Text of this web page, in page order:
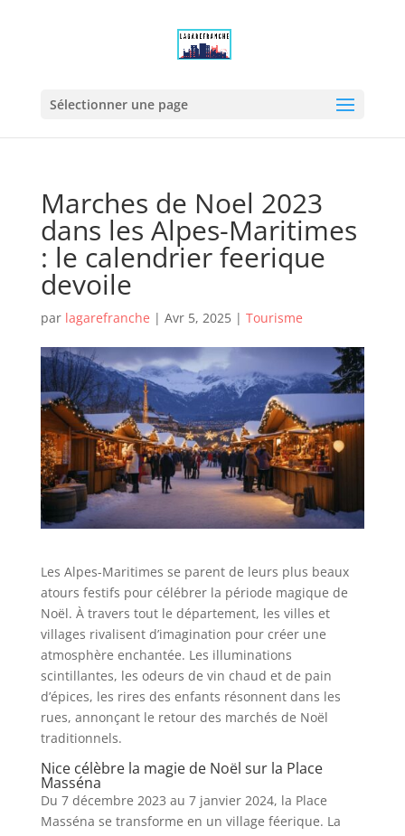
Sélectionner une page
Marches de Noel 2023
dans les Alpes-Maritimes
: le calendrier feerique
devoile
par lagarefranche | Avr 5, 2025| Tourisme
Les Alpes-Maritimes se parent de leurs plus beaux
atours festifs pour célébrer la période magique de
Noël. À travers tout le département, les villes et
villages rivalisent d’imagination pour créer une
atmosphère enchantée. Les illuminations
scintillantes, les odeurs de vin chaud et de pain
d’épices, les rires des enfants résonnent dans les
rues, annonçant le retour des marchés de Noël
traditionnels.
Nice célèbre la magie de Noël sur la Place
Masséna
Du 7 décembre 2023 au 7 janvier 2024, la Place
Masséna se transforme en un village féerique. La